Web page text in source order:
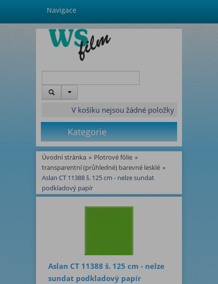
Navigace
V košíku nejsou žádné položky
Kategorie
Úvodní stránka » Plotrové fólie »
transparentní (průhledné) barevné lesklé »
Aslan CT 11388 š. 125 cm - nelze sundat
podkladový papír
Aslan CT 11388 š. 125 cm - nelze
sundat podkladový papír